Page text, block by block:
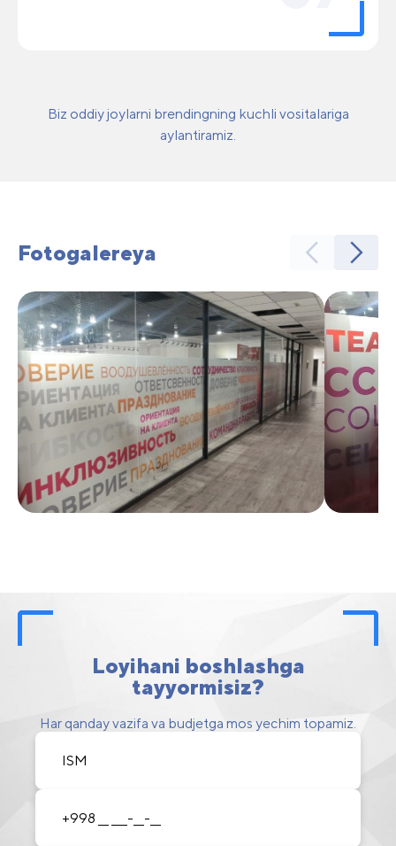
Biz oddiy joylarni brendingning kuchli vositalariga
aylantiramiz.
Fotogalereya
Loyihani boshlashga
tayyormisiz?
Har qanday vazifa va budjetga mos yechim topamiz.